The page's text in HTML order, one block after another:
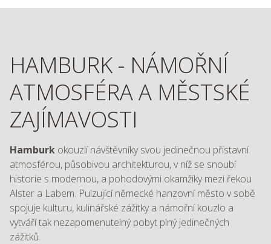
HAMBURK - NÁMOŘNÍ
ATMOSFÉRA A MĚSTSKÉ
ZAJÍMAVOSTI
Hamburk okouzlí návštěvníky svou jedinečnou přístavní
atmosférou, působivou architekturou, v níž se snoubí
historie s modernou, a pohodovými okamžiky mezi řekou
Alster a Labem. Pulzující německé hanzovní město v sobě
spojuje kulturu, kulinářské zážitky a námořní kouzlo a
vytváří tak nezapomenutelný pobyt plný jedinečných
zážitků.